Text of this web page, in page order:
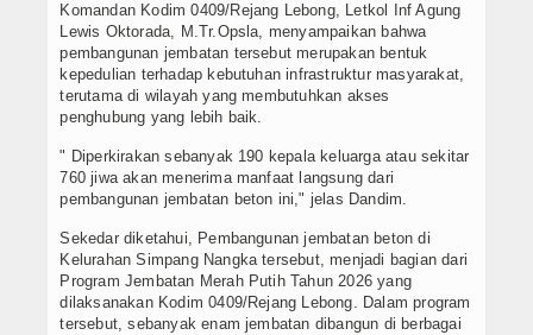
Komandan Kodim 0409/Rejang Lebong, Letkol Inf Agung
Lewis Oktorada, M.Tr.Opsla, menyampaikan bahwa
pembangunan jembatan tersebut merupakan bentuk
kepedulian terhadap kebutuhan infrastruktur masyarakat,
terutama di wilayah yang membutuhkan akses
penghubung yang lebih baik.
" Diperkirakan sebanyak 190 kepala keluarga atau sekitar
760 jiwa akan menerima manfaat langsung dari
pembangunan jembatan beton ini," jelas Dandim.
Sekedar diketahui, Pembangunan jembatan beton di
Kelurahan Simpang Nangka tersebut, menjadi bagian dari
Program Jembatan Merah Putih Tahun 2026 yang
dilaksanakan Kodim 0409/Rejang Lebong. Dalam program
tersebut, sebanyak enam jembatan dibangun di berbagai